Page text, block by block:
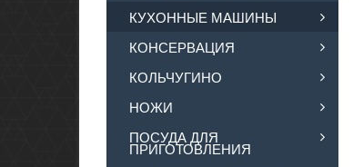
КУХОННЫЕ МАШИНЫ
КОНСЕРВАЦИЯ
КОЛЬЧУГИНО
НОЖИ
ПОСУДА ДЛЯ
ПРИГОТОВЛЕНИЯ